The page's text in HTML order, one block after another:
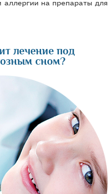
аллергии на препараты для
лечение под
сном?